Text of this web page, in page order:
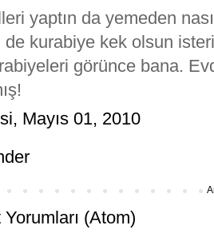
yaptın da yemeden
de kurabiye kek olsun
görünce bana.
Mayıs 01, 2010
Yorumları (Atom)